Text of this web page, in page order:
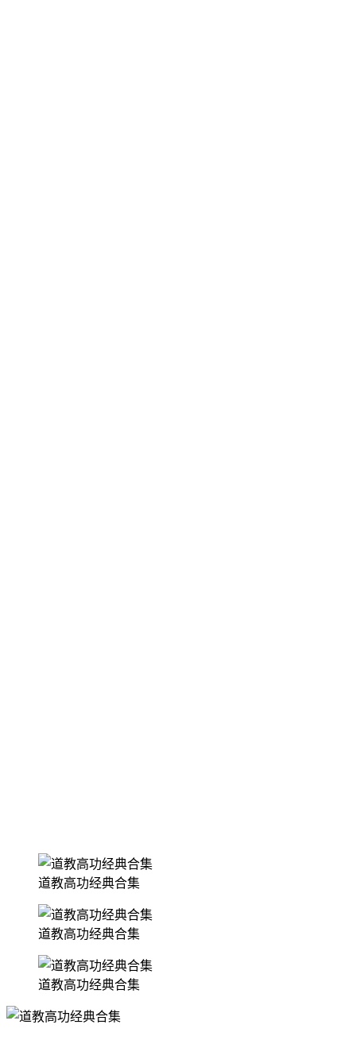
道教高功经典合集
道教高功经典合集
道教高功经典合集